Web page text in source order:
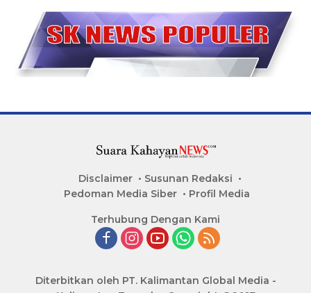
Disclaimer
Susunan Redaksi
Pedoman Media Siber
Profil Media
Terhubung Dengan Kami
Diterbitkan oleh PT. Kalimantan Global Media -